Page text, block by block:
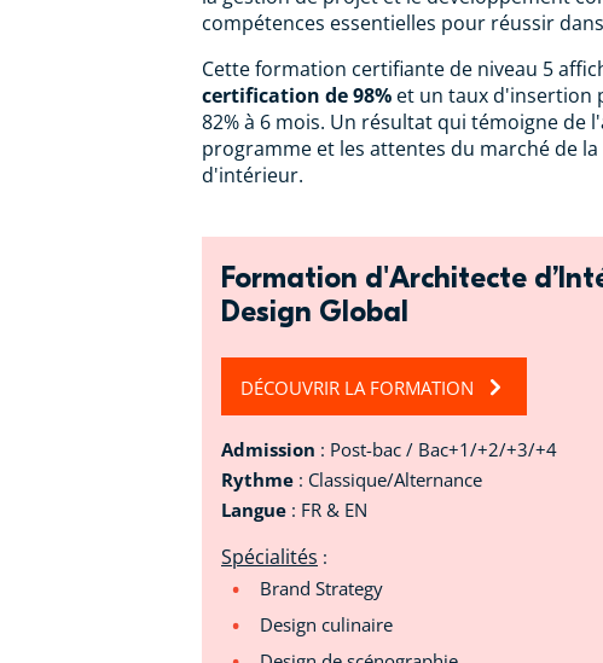
compétences essentielles pour réussir
Cette formation certifiante de niveau 5
certification de 98% et un taux d'insertion
82% à 6 mois. Un résultat qui témoigne de
programme et les attentes du marché de
d'intérieur.
Formation d'Architecte
Design Global
DÉCOUVRIR LA FORMATION
Admission : Post-bac / Bac+1/+2/+3/+4
Rythme : Classique/Alternance
Langue : FR & EN
Spécialités :
Brand Strategy
Design culinaire